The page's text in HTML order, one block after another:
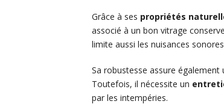
Grâce à ses propriétés
associé à un bon vitrage
limite aussi les nuisances
Sa robustesse assure également
Toutefois, il nécessite un
par les intempéries.